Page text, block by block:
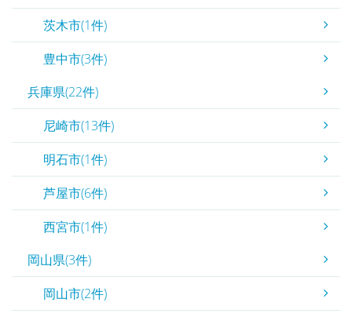
茨木市(1件)
豊中市(3件)
兵庫県(22件)
尼崎市(13件)
明石市(1件)
芦屋市(6件)
西宮市(1件)
岡山県(3件)
岡山市(2件)